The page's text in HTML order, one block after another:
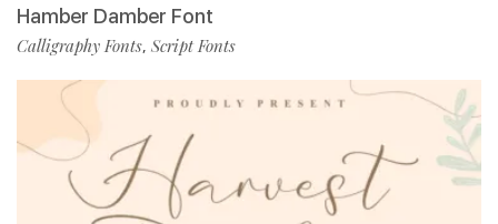
Hamber Damber Font
Calligraphy Fonts, Script Fonts